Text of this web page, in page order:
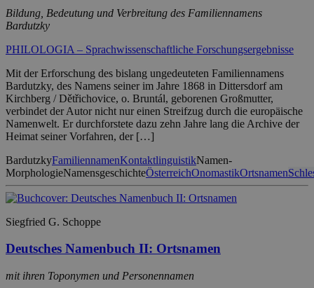
Bildung, Bedeutung und Verbreitung des Familiennamens
Bardutzky
PHILOLOGIA – Sprachwissenschaftliche Forschungsergebnisse
Mit der Erforschung des bislang ungedeuteten Familiennamens
Bardutzky, des Namens seiner im Jahre 1868 in Dittersdorf am
Kirchberg / Dětřichovice, o. Bruntál, geborenen Großmutter,
verbindet der Autor nicht nur einen Streifzug durch die europäische
Namenwelt. Er durchforstete dazu zehn Jahre lang die Archive der
Heimat seiner Vorfahren, der […]
BardutzkyFamiliennamenKontaktlinguistikNamen-
MorphologieNamensgeschichteÖsterreichOnomastikOrtsnamen
Siegfried G. Schoppe
Deutsches Namenbuch II: Ortsnamen
mit ihren Toponymen und Personennamen